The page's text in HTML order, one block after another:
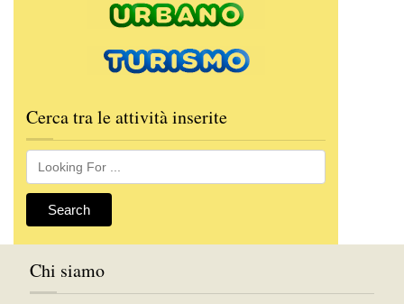
Cerca tra le attività inserite
Chi siamo